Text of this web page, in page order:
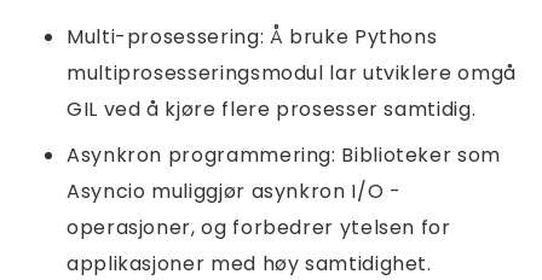
Multi-prosessering: Å bruke Pythons
multiprosesseringsmodul lar utviklere omgå
GIL ved å kjøre flere prosesser samtidig.
Asynkron programmering: Biblioteker som
Asyncio muliggjør asynkron I/O -
operasjoner, og forbedrer ytelsen for
applikasjoner med høy samtidighet.